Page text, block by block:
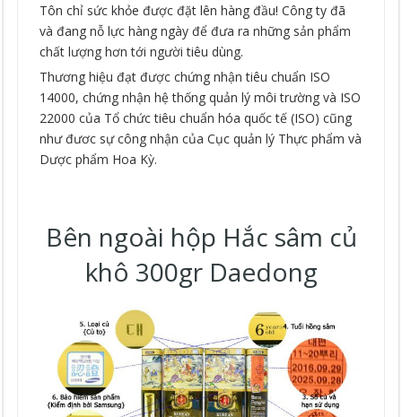
Tôn chỉ sức khỏe được đặt lên hàng đầu! Công ty đã
và đang nỗ lực hàng ngày để đưa ra những sản phẩm
chất lượng hơn tới người tiêu dùng.
Thương hiệu đạt được chứng nhận tiêu chuẩn ISO
14000, chứng nhận hệ thống quản lý môi trường và ISO
22000 của Tổ chức tiêu chuẩn hóa quốc tế (ISO) cũng
như đươc sự công nhận của Cục quản lý Thực phẩm và
Dược phẩm Hoa Kỳ.
Bên ngoài hộp Hắc sâm củ
khô 300gr Daedong